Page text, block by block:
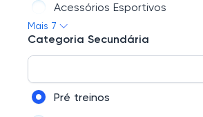
Acessórios Esportivos
Emagrecimento
Combos / Kit´s Promocionais
Mais 7
Categoria Secundária
Pré treinos